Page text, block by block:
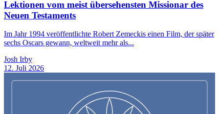
Lektionen vom meist übersehensten Missionar des
Neuen Testaments
Im Jahr 1994 veröffentlichte Robert Zemeckis einen Film, der später
sechs Oscars gewann, weltweit mehr als...
Josh Irby
12. Juli 2026